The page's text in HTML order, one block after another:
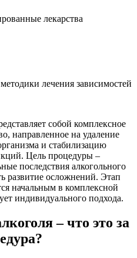
лекарства
лечения зависимостей
собой комплексное
направленное на удаление
и стабилизацию
Цель процедуры –
последствия алкогольного
развитие осложнений. Этап
начальным в комплексной
индивидуального подхода.
– что это за